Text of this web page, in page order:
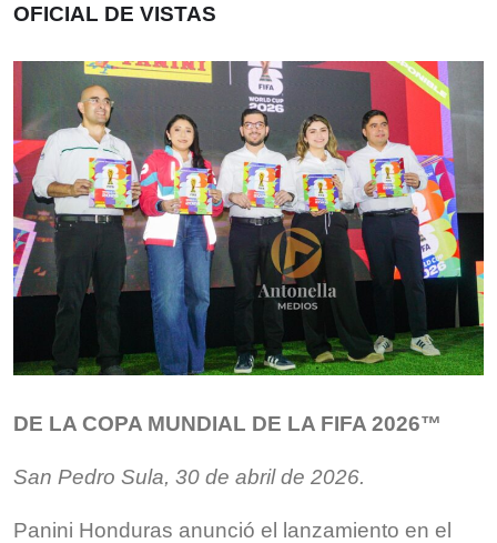
OFICIAL DE VISTAS
DE LA COPA MUNDIAL DE LA FIFA 2026™️
San Pedro Sula, 30 de abril de 2026.
Panini Honduras anunció el lanzamiento en el